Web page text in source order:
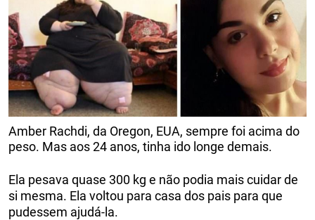
Amber Rachdi, da Oregon, EUA, sempre foi acima do
peso. Mas aos 24 anos, tinha ido longe demais.
Ela pesava quase 300 kg e não podia mais cuidar de
si mesma. Ela voltou para casa dos pais para que
pudessem ajudá-la.